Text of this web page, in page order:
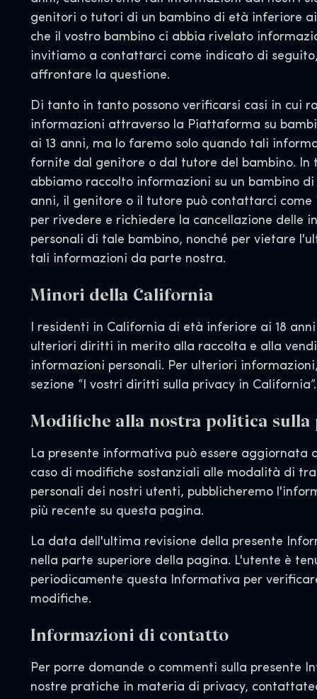
genitori o tutori di un bambino di età inferiore
che il vostro bambino ci abbia rivelato
invitiamo a contattarci come indicato di
affrontare la questione.
Di tanto in tanto possono verificarsi casi in cui
informazioni attraverso la Piattaforma su
ai 13 anni, ma lo faremo solo quando tali
fornite dal genitore o dal tutore del bambino. In
abbiamo raccolto informazioni su un bambino
anni, il genitore o il tutore può contattarci
per rivedere e richiedere la cancellazione delle
personali di tale bambino, nonché per vietare
tali informazioni da parte nostra.
Minori della California
I residenti in California di età inferiore ai 18 anni
ulteriori diritti in merito alla raccolta e alla
informazioni personali. Per ulteriori
sezione “I vostri diritti sulla privacy in California”.
Modifiche alla nostra politica sulla
La presente informativa può essere aggiornata
caso di modifiche sostanziali alle modalità di
personali dei nostri utenti, pubblicheremo
più recente su questa pagina.
La data dell'ultima revisione della presente
nella parte superiore della pagina. L'utente è
periodicamente questa Informativa per
modifiche.
Informazioni di contatto
Per porre domande o commenti sulla presente
nostre pratiche in materia di privacy,